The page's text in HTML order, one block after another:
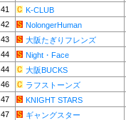
41
K-CLUB
42
NolongerHuman
43
大阪たぎりフレンズ
44
Night・Face
44
大阪BUCKS
46
ラフストーンズ
47
KNIGHT STARS
47
ギャングスター